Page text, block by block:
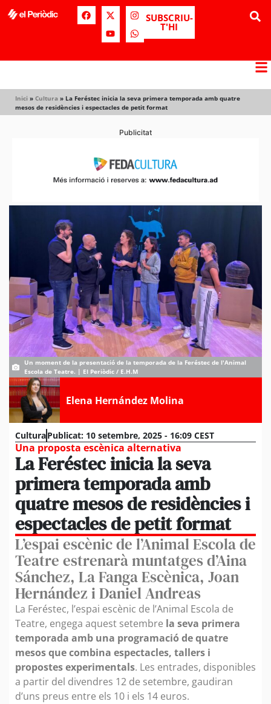
SUBSCRIU-
T'HI
Inici » Cultura » La Feréstec inicia la seva primera temporada amb quatre
mesos de residències i espectacles de petit format
Publicitat
Un moment de la presentació de la temporada de la Feréstec de l'Animal
Escola de Teatre. | El Periòdic / E.H.M
Elena Hernández Molina
CulturaPublicat: 10 setembre, 2025 - 16:09 CEST
Una proposta escènica alternativa
La Feréstec inicia la seva
primera temporada amb
quatre mesos de residències i
espectacles de petit format
L’espai escènic de l’Animal Escola de
Teatre estrenarà muntatges d’Aina
Sánchez, La Fanga Escènica, Joan
Hernández i Daniel Andreas
La Feréstec, l’espai escènic de l’Animal Escola de
Teatre, engega aquest setembre la seva primera
temporada amb una programació de quatre
mesos que combina espectacles, tallers i
propostes experimentals. Les entrades, disponibles
a partir del divendres 12 de setembre, gaudiran
d’uns preus entre els 10 i els 14 euros.